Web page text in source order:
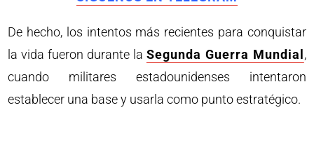
De hecho, los intentos más recientes para conquistar
la vida fueron durante la Segunda Guerra Mundial ,
cuando militares estadounidenses intentaron
establecer una base y usarla como punto estratégico.